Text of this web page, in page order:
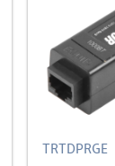
TRTDPRGE